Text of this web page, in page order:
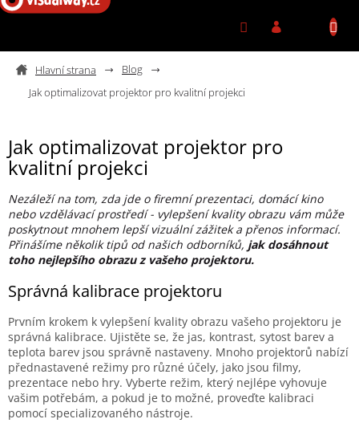
Přejít na obsah
Blog
Jak optimalizovat projektor pro kvalitní projekci
Jak optimalizovat projektor pro
kvalitní projekci
Nezáleží na tom, zda jde o firemní prezentaci, domácí kino
nebo vzdělávací prostředí - vylepšení kvality obrazu vám může
poskytnout mnohem lepší vizuální zážitek a přenos informací.
Přinášíme několik tipů od našich odborníků, jak dosáhnout
toho nejlepšího obrazu z vašeho projektoru.
Správná kalibrace projektoru
Prvním krokem k vylepšení kvality obrazu vašeho projektoru je
správná kalibrace. Ujistěte se, že jas, kontrast, sytost barev a
teplota barev jsou správně nastaveny. Mnoho projektorů nabízí
přednastavené režimy pro různé účely, jako jsou filmy,
prezentace nebo hry. Vyberte režim, který nejlépe vyhovuje
vašim potřebám, a pokud je to možné, proveďte kalibraci
pomocí specializovaného nástroje.